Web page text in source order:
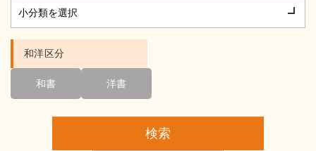
和洋区分
和書 洋書
検索